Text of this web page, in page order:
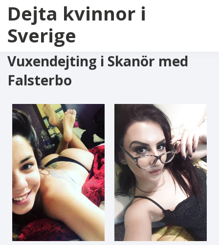
Dejta kvinnor i
Sverige
Vuxendejting i Skanör med
Falsterbo